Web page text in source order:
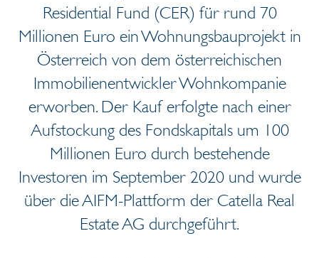
Residential Fund (CER) für rund 70
Millionen Euro ein Wohnungsbauprojekt in
Österreich von dem österreichischen
Immobilienentwickler Wohnkompanie
erworben. Der Kauf erfolgte nach einer
Aufstockung des Fondskapitals um 100
Millionen Euro durch bestehende
Investoren im September 2020 und wurde
über die AIFM-Plattform der Catella Real
Estate AG durchgeführt.